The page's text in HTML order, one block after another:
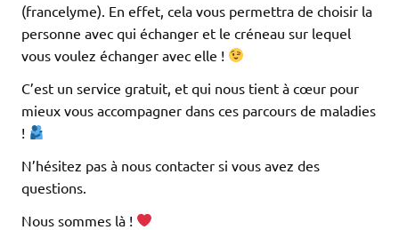
(francelyme). En effet, cela vous permettra de choisir la
personne avec qui échanger et le créneau sur lequel
vous voulez échanger avec elle !
C’est un service gratuit, et qui nous tient à cœur pour
mieux vous accompagner dans ces parcours de maladies
!
N’hésitez pas à nous contacter si vous avez des
questions.
Nous sommes là !